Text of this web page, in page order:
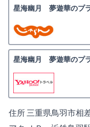
星海幽月 夢遊華のプ
星海幽月 夢遊華のプ
住所 三重県鳥羽市相